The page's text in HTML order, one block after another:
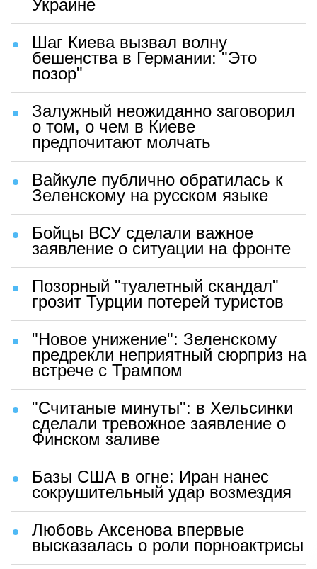
Украине
Шаг Киева вызвал волну
бешенства в Германии: "Это
позор"
Залужный неожиданно заговорил
о том, о чем в Киеве
предпочитают молчать
Вайкуле публично обратилась к
Зеленскому на русском языке
Бойцы ВСУ сделали важное
заявление о ситуации на фронте
Позорный "туалетный скандал"
грозит Турции потерей туристов
"Новое унижение": Зеленскому
предрекли неприятный сюрприз на
встрече с Трампом
"Считаные минуты": в Хельсинки
сделали тревожное заявление о
Финском заливе
Базы США в огне: Иран нанес
сокрушительный удар возмездия
Любовь Аксенова впервые
высказалась о роли порноактрисы